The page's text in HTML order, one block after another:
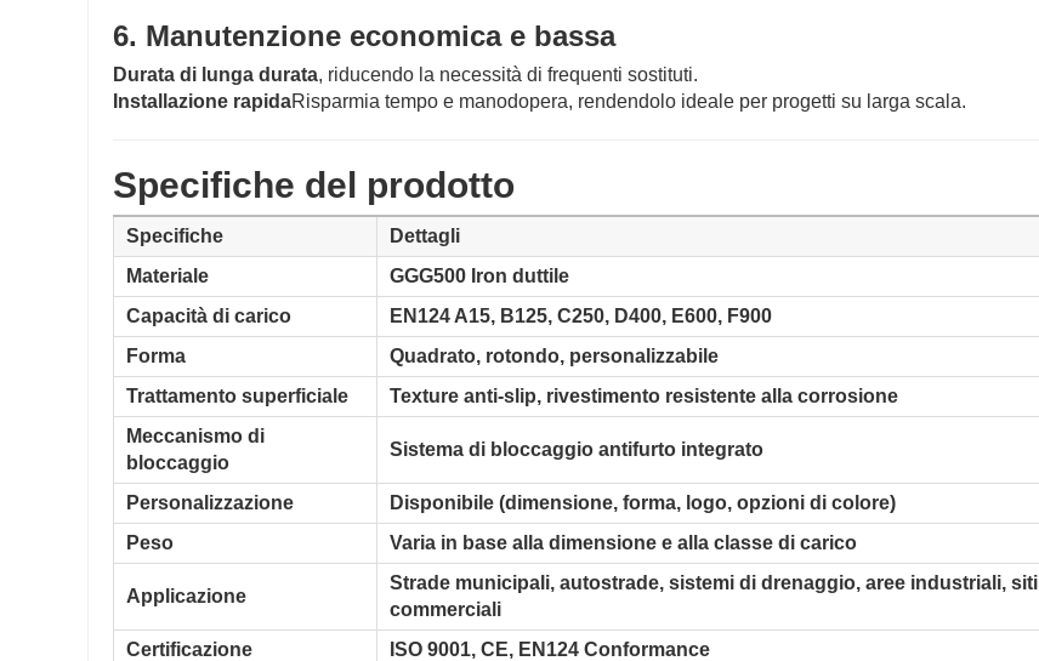
6. Manutenzione economica e bassa
Durata di lunga durata, riducendo la necessità di frequenti sostituti.
Installazione rapidaRisparmia tempo e manodopera, rendendolo ideale per progetti su larga scala.
Specifiche del prodotto
Specifiche
Dettagli
Materiale
GGG500 Iron duttile
Capacità di carico
EN124 A15, B125, C250, D400, E600, F900
Forma
Quadrato, rotondo, personalizzabile
Trattamento superficiale
Texture anti-slip, rivestimento resistente alla corrosione
Meccanismo di
bloccaggio
Sistema di bloccaggio antifurto integrato
Personalizzazione
Disponibile (dimensione, forma, logo, opzioni di colore)
Peso
Varia in base alla dimensione e alla classe di carico
Applicazione
Strade municipali, autostrade, sistemi di drenaggio, aree industriali, siti
commerciali
Certificazione
ISO 9001, CE, EN124 Conformance